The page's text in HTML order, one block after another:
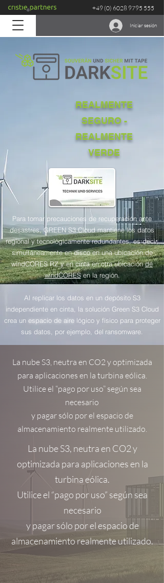
Iniciar sesión
+49 (0) 6028 9795 555
REALMENTE
SEGURO -
REALMENTE
VERDE
Para tomar precauciones de recuperación ante
desastres, GREEN S3 Cloud mantiene los datos
regional y tecnológicamente redundantes, es decir,
simultáneamente endiscoen una ubicación de
windCORES RZyencintaen otra ubicaciónde
windCORESen la región.
Al replicar los datos en un depósito S3
independiente en cinta, la solución Green S3 Cloud
crea un espacio de airelógico y físico para proteger
sus datos, por ejemplo, del ransomware.
La nube S3, neutra en CO2 y optimizada
para aplicaciones en la turbina eólica.
Utilice el “pago por uso” según sea
necesario
y pagar sólo por el espacio de
almacenamiento realmente utilizado.
La nube S3, neutra en CO2 y
optimizada para aplicaciones en la
turbina eólica.
Utilice el “pago por uso” según sea
necesario
y pagar sólo por el espacio de
almacenamiento realmente utilizado.